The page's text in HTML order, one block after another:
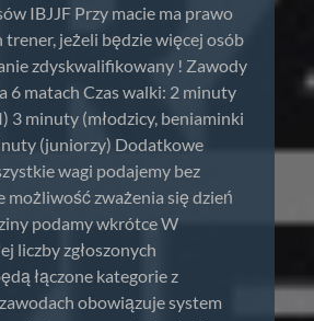
IBJJF Przy macie ma prawo
trener, jeżeli będzie więcej osób
zdyskwalifikowany ! Zawody
6 matach Czas walki: 2 minuty
3 minuty (młodzicy, beniaminki
(juniorzy) Dodatkowe
wagi podajemy bez
możliwość zważenia się dzień
podamy wkrótce W
liczby zgłoszonych
łączone kategorie z
obowiązuje system